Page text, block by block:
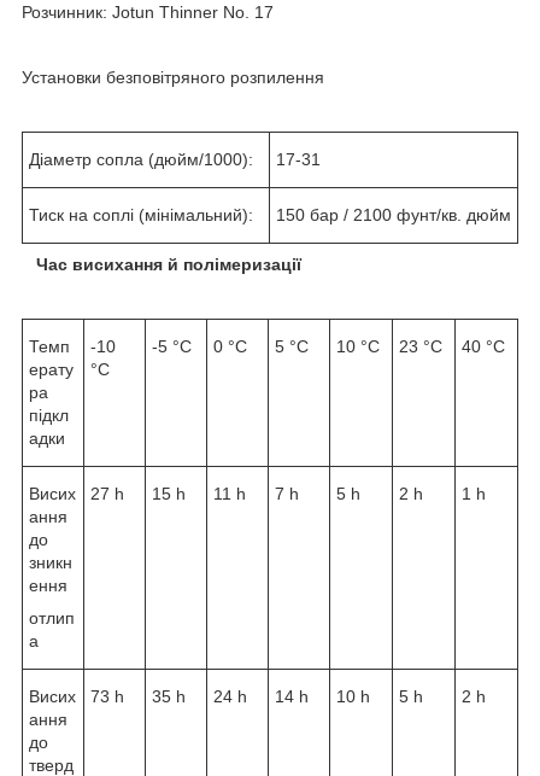
Розчинник: Jotun Thinner No. 17
Установки безповітряного розпилення
Діаметр сопла (дюйм/1000): 17-31
Тиск на соплі (мінімальний): 150 бар / 2100 фунт/кв. дюйм
Час висихання й полімеризації
Темп
ерату
ра
підкл
адки
-10
°C
-5 °C 0 °C 5 °C 10 °C 23 °C 40 °C
Висих
ання
до
зникн
ення
отлип
а
27 h 15 h 11 h 7 h 5 h 2 h 1 h
Висих
ання
до
тверд
73 h 35 h 24 h 14 h 10 h 5 h 2 h